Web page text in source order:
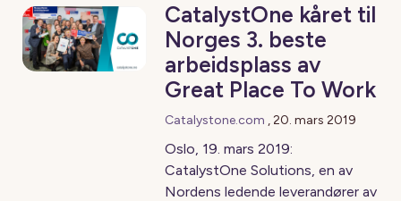
CatalystOne kåret til
Norges 3. beste
arbeidsplass av
Great Place To Work
Catalystone.com ,20. mars 2019
Oslo, 19. mars 2019:
CatalystOne Solutions, en av
Nordens ledende leverandører av